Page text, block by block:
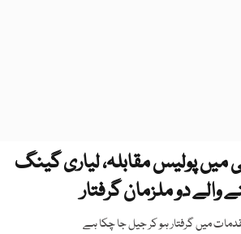
میں پولیس مقابلہ، لیاری گینگ
والے دو ملزمان گرفتار
میں گرفتار ہو کر جیل جا چکا ہے